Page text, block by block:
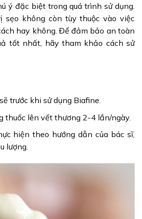
ý đặc biệt trong quá trình sử dụng.
sẹo không còn tùy thuộc vào việc
hay không. Để đảm bảo an toàn
tốt nhất, hãy tham khảo cách sử
trước khi sử dụng Biafine.
thuốc lên vết thương 2-4 lần/ngày.
hiện theo hướng dẫn của bác sĩ,
lượng.